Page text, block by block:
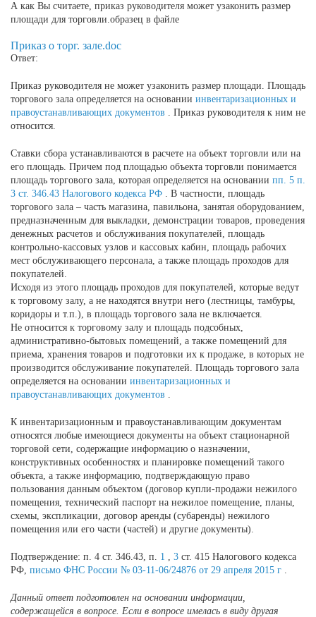
А как Вы считаете, приказ руководителя может узаконить размер
площади для торговли.образец в файле
Приказ о торг. зале.doc
Ответ:
Приказ руководителя не может узаконить размер площади. Площадь
торгового зала определяется на основании инвентаризационных и
правоустанавливающих документов . Приказ руководителя к ним не
относится.
Ставки сбора устанавливаются в расчете на объект торговли или на
его площадь. Причем под площадью объекта торговли понимается
площадь торгового зала, которая определяется на основании пп. 5 п.
3 ст. 346.43 Налогового кодекса РФ . В частности, площадь
торгового зала – часть магазина, павильона, занятая оборудованием,
предназначенным для выкладки, демонстрации товаров, проведения
денежных расчетов и обслуживания покупателей, площадь
контрольно-кассовых узлов и кассовых кабин, площадь рабочих
мест обслуживающего персонала, а также площадь проходов для
покупателей.
Исходя из этого площадь проходов для покупателей, которые ведут
к торговому залу, а не находятся внутри него (лестницы, тамбуры,
коридоры и т.п.), в площадь торгового зала не включается.
Не относится к торговому залу и площадь подсобных,
административно-бытовых помещений, а также помещений для
приема, хранения товаров и подготовки их к продаже, в которых не
производится обслуживание покупателей. Площадь торгового зала
определяется на основании инвентаризационных и
правоустанавливающих документов .
К инвентаризационным и правоустанавливающим документам
относятся любые имеющиеся документы на объект стационарной
торговой сети, содержащие информацию о назначении,
конструктивных особенностях и планировке помещений такого
объекта, а также информацию, подтверждающую право
пользования данным объектом (договор купли-продажи нежилого
помещения, технический паспорт на нежилое помещение, планы,
схемы, экспликации, договор аренды (субаренды) нежилого
помещения или его части (частей) и другие документы).
Подтверждение: п. 4 ст. 346.43, п. 1 , 3 ст. 415 Налогового кодекса
РФ, письмо ФНС России № 03-11-06/24876 от 29 апреля 2015 г .
Данный ответ подготовлен на основании информации,
содержащейся в вопросе. Если в вопросе имелась в виду другая